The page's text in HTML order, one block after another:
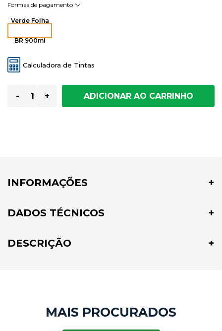
Verde Folha
BR 900ml
Calculadora de Tintas
- +
INFORMAÇÕES
DADOS TÉCNICOS
DESCRIÇÃO